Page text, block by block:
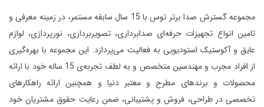
مجموعه گسترش صدا برتر توس با 15 سال سابقه مستمر، در زمینه معرفی و
تامین انواع تجهیزات حرفه‌ای صدابرداری، تصویربرداری، نورپردازی، لوازم
عایق و آکوستیک استودیویی به فعالیت می‌پردازد. این مجموعه با بهره‌گیری
از افراد مجرب و مهندسین متخصص و به لطف تجربه‌ی 15 ساله خود با ارائه
محصولات و برندهای مطرح و معتبر دنیا و همچنین ارائه راهکارهای
تخصصی در طراحی، فروش و پشتیبانی، ضمن رعایت حقوق مشتریان خود